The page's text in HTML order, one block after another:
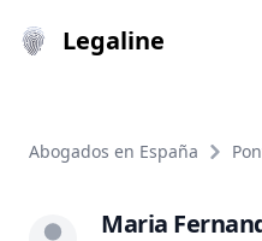
Legaline
Abogados en España
Maria